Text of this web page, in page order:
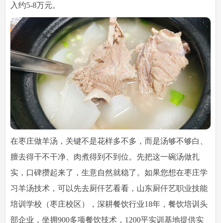
入约5-8万元。
在枣庄做羊汤，关键不是花样多不多，而是汤够不够白、
膻去得干不干净、肉煮得到不到位。先把这一碗汤做扎
实，口碑攒起来了，生意自然就稳了。如果您想在枣庄学
习羊汤技术，可以先去厨仟艺看看，山东厨仟艺职业技能
培训学校（枣庄校区），深耕餐饮行业18年，餐饮培训头
部企业，坐拥900多项餐饮技术，1200平实训基地提供实